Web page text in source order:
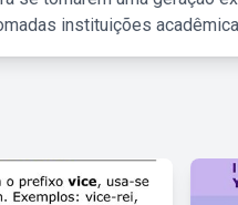
instituições